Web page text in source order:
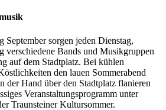
September sorgen jeden Dienstag,
verschiedene Bands und Musikgruppen
auf dem Stadtplatz. Bei kühlen
den lauen Sommerabend
der Hand über den Stadtplatz flanieren
Veranstaltungsprogramm unter
Traunsteiner Kultursommer.